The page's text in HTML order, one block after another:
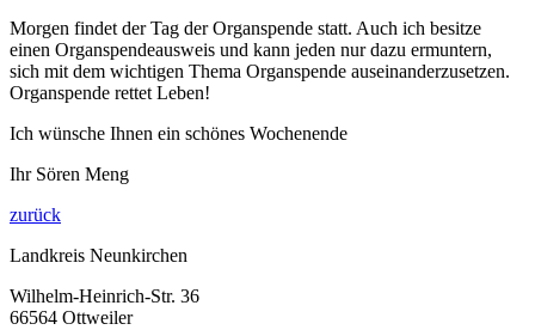
Morgen findet der Tag der Organspende statt. Auch ich besitze
einen Organspendeausweis und kann jeden nur dazu ermuntern,
sich mit dem wichtigen Thema Organspende auseinanderzusetzen.
Organspende rettet Leben!
Ich wünsche Ihnen ein schönes Wochenende
Ihr Sören Meng
zurück
Landkreis Neunkirchen
Wilhelm-Heinrich-Str. 36
66564 Ottweiler